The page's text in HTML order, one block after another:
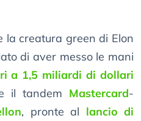
la creatura green di Elon
di aver messo le mani
a 1,5 miliardi di dollari
il tandem Mastercard-
, pronte al lancio di